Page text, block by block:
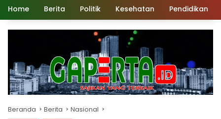
Home Berita Politik Kesehatan Pendidikan
Beranda Berita Nasional